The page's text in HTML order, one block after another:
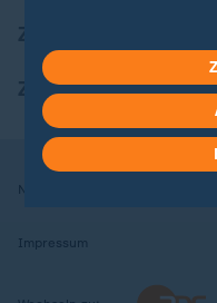
ZDFheute Apps
Nutzungsbedingungen
Impressum
in deinen
Hier findest du das
Weitere